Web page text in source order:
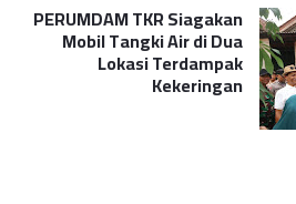
PERUMDAM TKR Siagakan
Mobil Tangki Air di Dua
Lokasi Terdampak
Kekeringan